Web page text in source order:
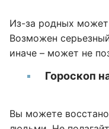
Из-за родных может
Возможен
иначе – может не
Гороскоп
Вы можете